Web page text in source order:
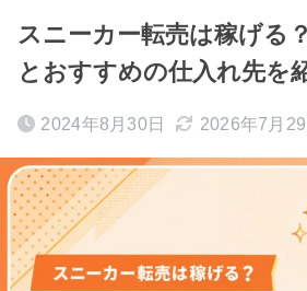
スニーカー転売は稼げる
とおすすめの仕入れ先を
2024年8月30日 2026年7月29